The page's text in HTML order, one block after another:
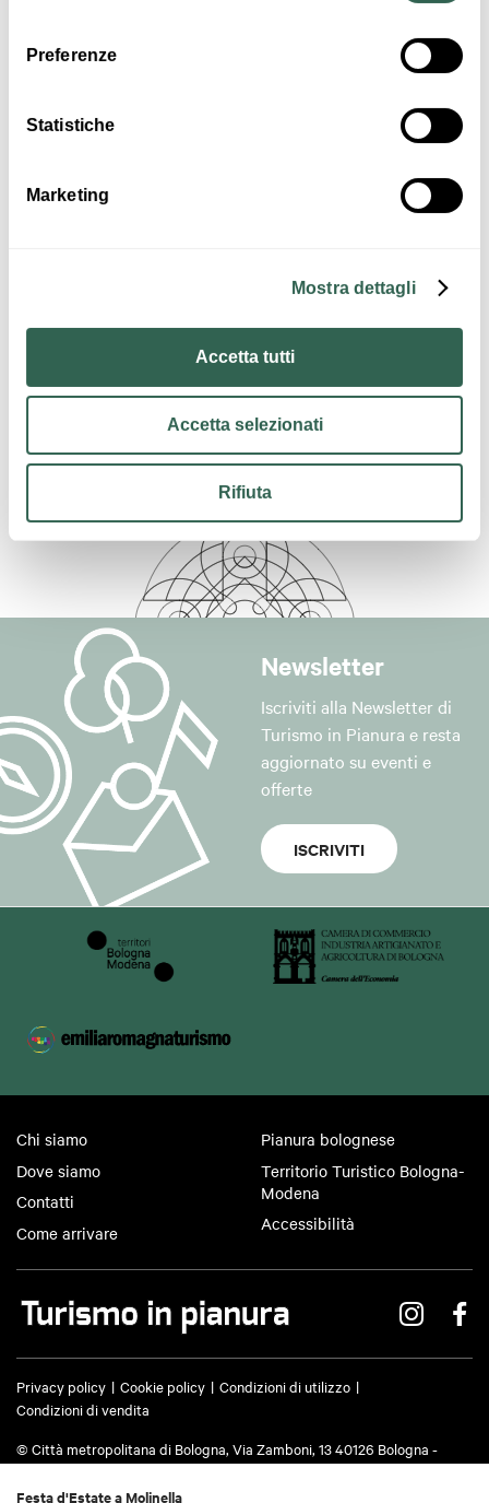
Preferenze
Statistiche
Marketing
Mostra dettagli
Accetta tutti
Accetta selezionati
Rifiuta
Festa d'Estate a Molinella
Newsletter
Iscriviti alla Newsletter di
Turismo in Pianura e resta
aggiornato su eventi e
offerte
ISCRIVITI
Chi siamo
Dove siamo
Contatti
Come arrivare
Pianura bolognese
Territorio Turistico Bologna-
Modena
Accessibilità
Privacy policy Cookie policy
Condizioni di utilizzo
Condizioni di vendita
© Città metropolitana di Bologna, Via Zamboni, 13 40126 Bologna -
certificata:cm.bo@cert.cittametropolitana.bo.it